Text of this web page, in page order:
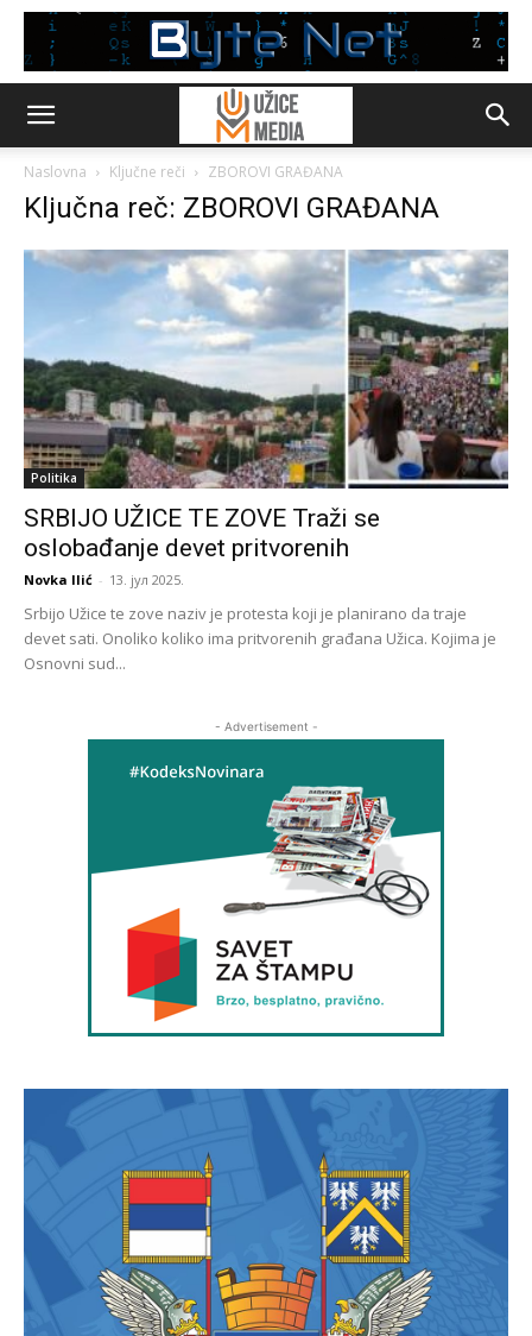
Naslovna Ključne reči ZBOROVI GRAĐANA
Ključna reč: ZBOROVI GRAĐANA
Politika
SRBIJO UŽICE TE ZOVE Traži se
oslobađanje devet pritvorenih
Novka Ilić - 13. јул 2025.
Srbijo Užice te zove naziv je protesta koji je planirano da traje
devet sati. Onoliko koliko ima pritvorenih građana Užica. Kojima je
Osnovni sud...
- Advertisement -